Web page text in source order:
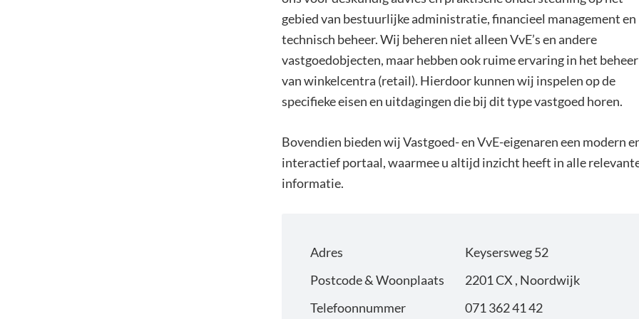
gebied van bestuurlijke administratie, financieel management en
technisch beheer. Wij beheren niet alleen VvE’s en andere
vastgoedobjecten, maar hebben ook ruime ervaring in het beheer
van winkelcentra (retail). Hierdoor kunnen wij inspelen op de
specifieke eisen en uitdagingen die bij dit type vastgoed horen.
Bovendien bieden wij Vastgoed- en VvE-eigenaren een modern
interactief portaal, waarmee u altijd inzicht heeft in alle
informatie.
Adres
Postcode & Woonplaats
Telefoonnummer
Keysersweg 52
2201 CX , Noordwijk
071 362 41 42